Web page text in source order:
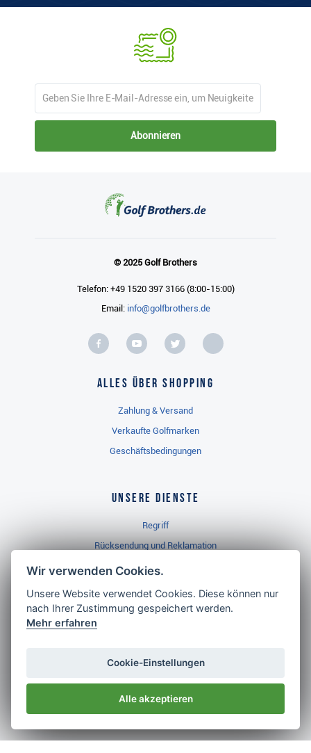
Abonnieren
© 2025 Golf Brothers
Telefon: +49 1520 397 3166 (8:00-15:00)
Email: info@golfbrothers.de
Alles über Shopping
Zahlung & Versand
Verkaufte Golfmarken
Geschäftsbedingungen
Unsere Dienste
Regriff
Rücksendung und Reklamation
Widerrufsbelehrung
Golf Brothers.de
Neuheiten
Impressum
Wir verwenden Cookies.
Unsere Website verwendet Cookies. Diese können nur
nach Ihrer Zustimmung gespeichert werden.
Mehr erfahren
Cookie-Einstellungen
Alle akzeptieren